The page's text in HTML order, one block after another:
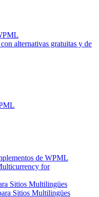
alternativas gratuitas y de
de WPML
for
Sitios Multilingües
Sitios Multilingües